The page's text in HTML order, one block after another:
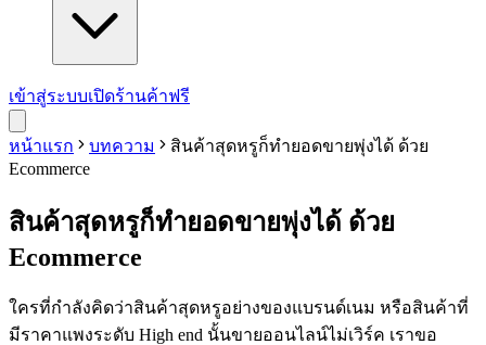
เข้าสู่ระบบเปิดร้านค้าฟรี
หน้าแรก บทความ
สินค้าสุดหรูก็ทำยอดขายพุ่งได้ ด้วย
Ecommerce
สินค้าสุดหรูก็ทำยอดขายพุ่งได้ ด้วย
Ecommerce
ใครที่กำลังคิดว่าสินค้าสุดหรูอย่างของแบรนด์เนม หรือสินค้าที่
มีราคาแพงระดับ High end นั้นขายออนไลน์ไม่เวิร์ค เราขอ